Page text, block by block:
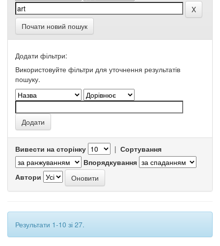
Почати новий пошук
Додати фільтри:
Використовуйте фільтри для уточнення результатів
пошуку.
Вивести на сторінку | Сортування
Впорядкування
Автори
Результати 1-10 зі 27.